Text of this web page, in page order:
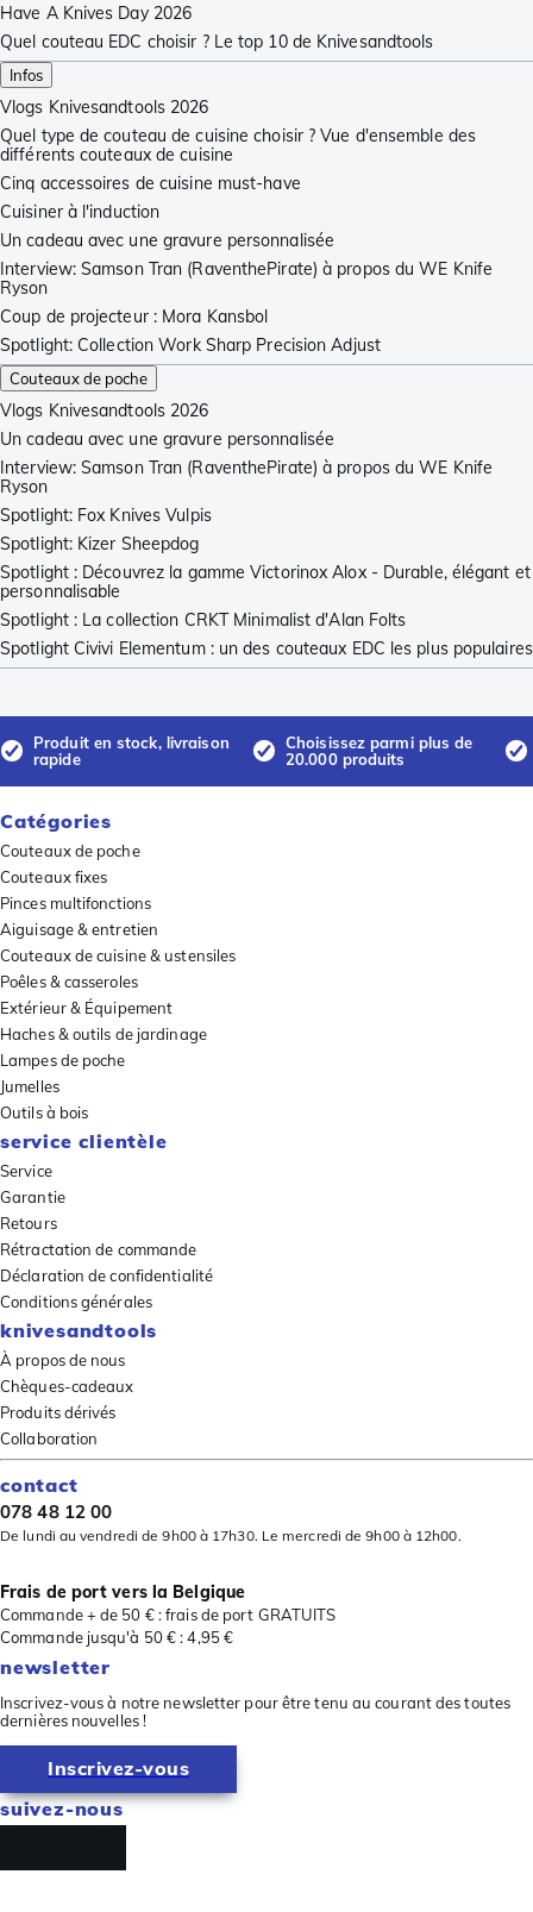
Have A Knives Day 2026
Quel couteau EDC choisir ? Le top 10 de Knivesandtools
Infos
Vlogs Knivesandtools 2026
Quel type de couteau de cuisine choisir ? Vue d'ensemble des
différents couteaux de cuisine
Cinq accessoires de cuisine must-have
Cuisiner à l'induction
Un cadeau avec une gravure personnalisée
Interview: Samson Tran (RaventhePirate) à propos du WE Knife
Ryson
Coup de projecteur : Mora Kansbol
Spotlight: Collection Work Sharp Precision Adjust
Couteaux de poche
Vlogs Knivesandtools 2026
Un cadeau avec une gravure personnalisée
Interview: Samson Tran (RaventhePirate) à propos du WE Knife
Ryson
Spotlight: Fox Knives Vulpis
Spotlight: Kizer Sheepdog
Spotlight : Découvrez la gamme Victorinox Alox - Durable, élégant et
personnalisable
Spotlight : La collection CRKT Minimalist d'Alan Folts
Spotlight Civivi Elementum : un des couteaux EDC les plus populaires
Produit en stock, livraison
rapide
Choisissez parmi plus de
20.000 produits
Catégories
Couteaux de poche
Couteaux fixes
Pinces multifonctions
Aiguisage & entretien
Couteaux de cuisine & ustensiles
Poêles & casseroles
Extérieur & Équipement
Haches & outils de jardinage
Lampes de poche
Jumelles
Outils à bois
service clientèle
Service
Garantie
Retours
Rétractation de commande
Déclaration de confidentialité
Conditions générales
knivesandtools
À propos de nous
Chèques-cadeaux
Produits dérivés
Collaboration
contact
078 48 12 00
De lundi au vendredi de 9h00 à 17h30. Le mercredi de 9h00 à 12h00.
Frais de port vers la Belgique
Commande + de 50 € : frais de port GRATUITS
Commande jusqu'à 50 € : 4,95 €
newsletter
Inscrivez-vous à notre newsletter pour être tenu au courant des toutes
dernières nouvelles !
Inscrivez-vous
suivez-nous